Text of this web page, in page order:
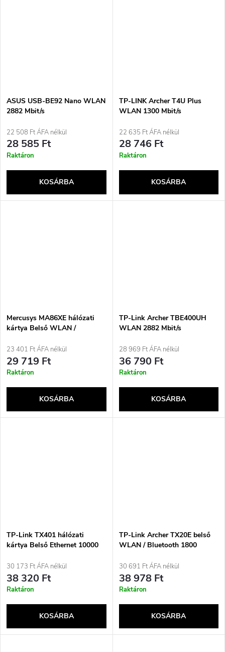
ASUS USB-BE92 Nano WLAN
2882 Mbit/s
22 508 Ft ÁFA nélkül
28 585 Ft
Raktáron
KOSÁRBA
TP-LINK Archer T4U Plus
WLAN 1300 Mbit/s
22 635 Ft ÁFA nélkül
28 746 Ft
Raktáron
KOSÁRBA
Mercusys MA86XE hálózati
kártya Belső WLAN /
23 401 Ft ÁFA nélkül
29 719 Ft
Raktáron
KOSÁRBA
TP-Link Archer TBE400UH
WLAN 2882 Mbit/s
28 969 Ft ÁFA nélkül
36 790 Ft
Raktáron
KOSÁRBA
TP-Link TX401 hálózati
kártya Belső Ethernet 10000
30 173 Ft ÁFA nélkül
38 320 Ft
Raktáron
KOSÁRBA
TP-Link Archer TX20E belső
WLAN / Bluetooth 1800
30 691 Ft ÁFA nélkül
38 978 Ft
Raktáron
KOSÁRBA